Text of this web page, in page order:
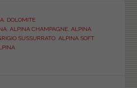
, DOLOMITE
, ALPINA CHAMPAGNE, ALPINA
SUSSURRATO, ALPINA SOFT